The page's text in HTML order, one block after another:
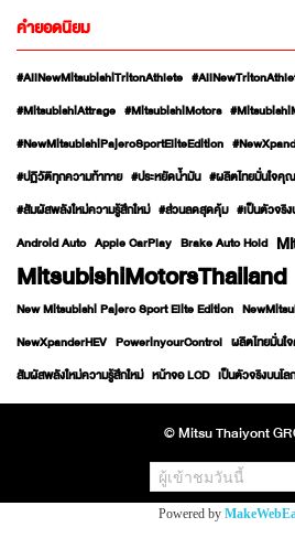
คำยอดนิยม
#AllNewMitsubishiTritonAthlete
#MitsubishiAttrage #MitsubishiMotors
#NewMitsubishiPajeroSportEliteEdition
#ปฏิวัติทุกความท้าทาย #ประหยัดน้ำมัน #ผลิตไทยมั่นใจคุ
#สัมผัสพลังใหม่ความรู้สึกใหม่ #ส่วนลดสุดคุ้ม #เป็นตัวจริ
Android Auto Apple CarPlay Brake Auto Hold
MitsubishiMotorsThailand
New Mitsubishi Pajero Sport Elite Edition
NewXpanderHEV PowerinyourControl ผลิตไทยมั่น
สัมผัสพลังใหม่ความรู้สึกใหม่ หน้าจอ LCD เป็นตัวจริงบนโล
© Mitsu Thaiyont
ผู้เข้าชมวันนี้
Powered by